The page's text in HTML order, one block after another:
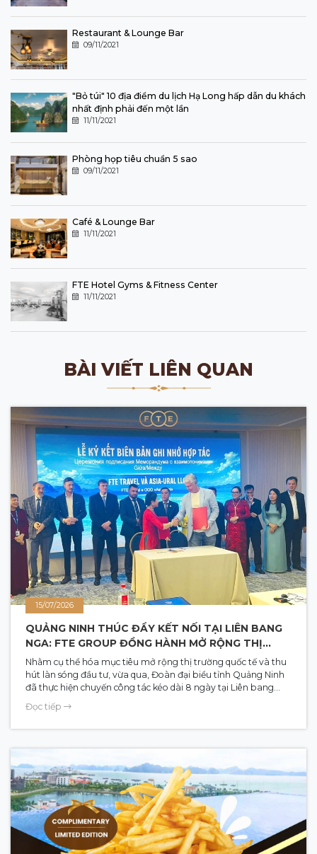
Restaurant & Lounge Bar
09/11/2021
"Bỏ túi" 10 địa điểm du lịch Hạ Long hấp dẫn du khách
nhất định phải đến một lần
11/11/2021
Phòng họp tiêu chuẩn 5 sao
09/11/2021
Café & Lounge Bar
11/11/2021
FTE Hotel Gyms & Fitness Center
11/11/2021
BÀI VIẾT LIÊN QUAN
15/07/2026
QUẢNG NINH THÚC ĐẨY KẾT NỐI TẠI LIÊN BANG
NGA: FTE GROUP ĐỒNG HÀNH MỞ RỘNG THỊ
TRƯỜNG ĐÔNG ÂU
Nhằm cụ thể hóa mục tiêu mở rộng thị trường quốc tế và thu
hút làn sóng đầu tư, vừa qua, Đoàn đại biểu tỉnh Quảng Ninh
đã thực hiện chuyến công tác kéo dài 8 ngày tại Liên bang
và du lịch song phương. Đồng hành cùng Đoàn đại biểu tỉnh
Đọc tiếp